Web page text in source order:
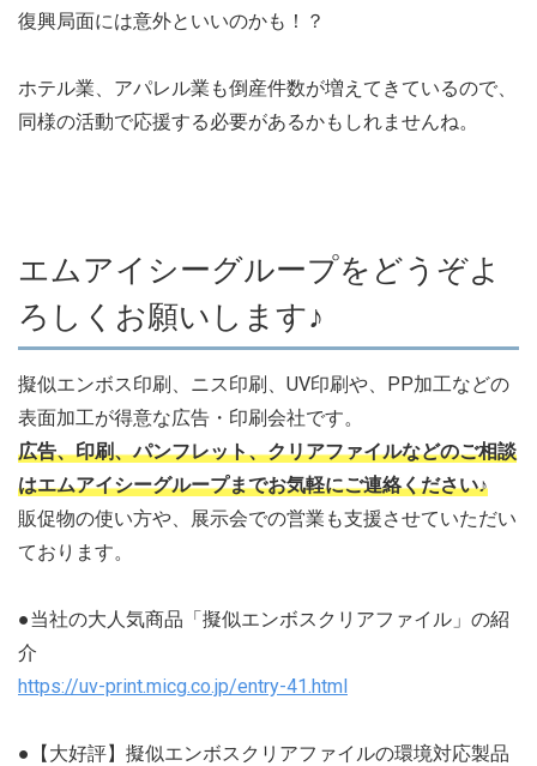
復興局面には意外といいのかも！？
ホテル業、アパレル業も倒産件数が増えてきているので、
同様の活動で応援する必要があるかもしれませんね。
エムアイシーグループをどうぞよ
ろしくお願いします♪
擬似エンボス印刷、ニス印刷、UV印刷や、PP加工などの
表面加工が得意な広告・印刷会社です。
広告、印刷、パンフレット、クリアファイルなどのご相談
はエムアイシーグループまでお気軽にご連絡ください♪
販促物の使い方や、展示会での営業も支援させていただい
ております。
●当社の大人気商品「擬似エンボスクリアファイル」の紹
介
https://uv-print.micg.co.jp/entry-41.html
●【大好評】擬似エンボスクリアファイルの環境対応製品